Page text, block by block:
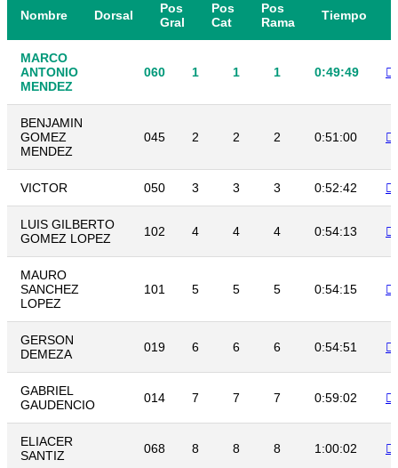
Nombre Dorsal
Pos
Gral
Pos
Cat
Pos
Rama
Tiempo
MARCO
ANTONIO
MENDEZ
060 1 1 1 0:49:49
BENJAMIN
GOMEZ
MENDEZ
045 2 2 2 0:51:00
VICTOR 050 3 3 3 0:52:42
LUIS GILBERTO
GOMEZ LOPEZ
102 4 4 4 0:54:13
MAURO
SANCHEZ
LOPEZ
101 5 5 5 0:54:15
GERSON
DEMEZA
019 6 6 6 0:54:51
GABRIEL
GAUDENCIO
014 7 7 7 0:59:02
ELIACER
SANTIZ
068 8 8 8 1:00:02